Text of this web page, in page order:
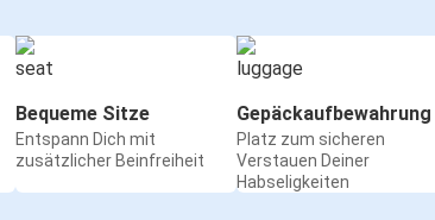
Bequeme Sitze
Entspann Dich mit
zusätzlicher Beinfreiheit
Gepäckaufbewahrung
Platz zum sicheren
Verstauen Deiner
Habseligkeiten